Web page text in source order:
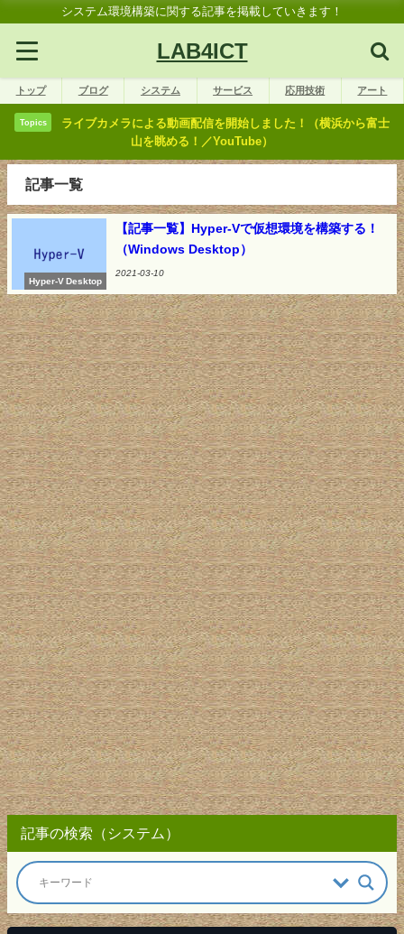
システム環境構築に関する記事を掲載していきます！
LAB4ICT
トップ ブログ システム サービス 応用技術 アート
Topics
ライブカメラによる動画配信を開始しました！（横浜から富士
山を眺める！／YouTube）
記事一覧
Hyper-V Desktop
【記事一覧】Hyper-Vで仮想環境を構築する！
（Windows Desktop）
2021-03-10
記事の検索（システム）